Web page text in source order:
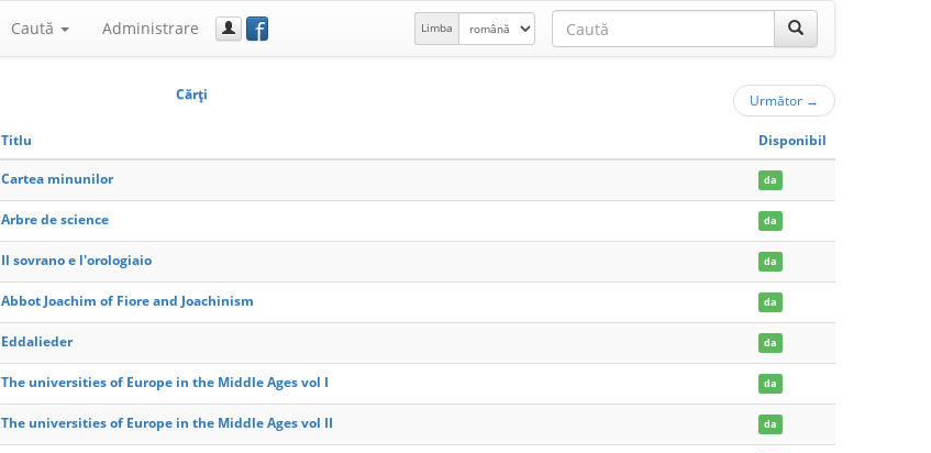
Caută Administrare f Limba
Cărţi Următor →
Titlu Disponibil
Cartea minunilor da
Arbre de science da
Il sovrano e l'orologiaio da
Abbot Joachim of Fiore and Joachinism da
Eddalieder da
The universities of Europe in the Middle Ages vol I da
The universities of Europe in the Middle Ages vol II da